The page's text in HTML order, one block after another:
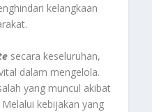
kelangkaan
secara keseluruhan,
dalam mengelola.
yang muncul akibat
kebijakan yang